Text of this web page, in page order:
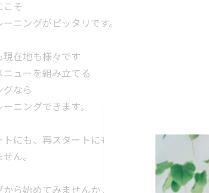
そ
ニングがピッタリです。
在地も様々です
ューを組み立てる
なら
ニングできます。
にも、再スタートにも
ん。
ら始めてみませんか♪